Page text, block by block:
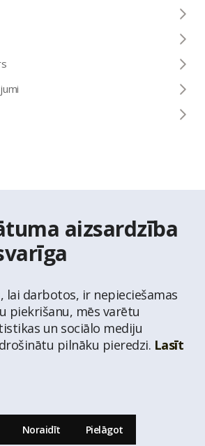
aizsardzība
lai darbotos, ir nepieciešamas
piekrišanu, mēs varētu
un sociālo mediju
pilnāku pieredzi. Lasīt
Noraidīt Pielāgot
Latio.